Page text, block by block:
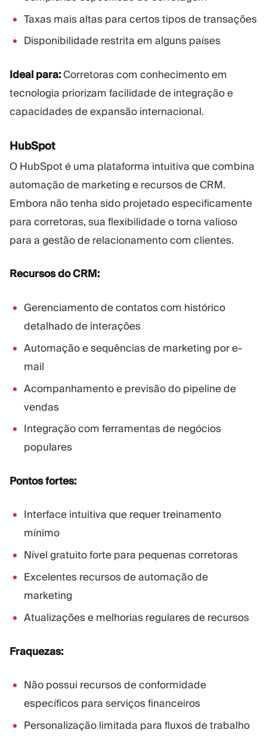
Taxas mais altas para certos tipos de transações
Disponibilidade restrita em alguns países
Ideal para:Corretoras com conhecimento em
tecnologia priorizam facilidade de integração e
capacidades de expansão internacional.
HubSpot
O HubSpot é uma plataforma intuitiva que combina
automação de marketing e recursos de CRM.
Embora não tenha sido projetado especificamente
para corretoras, sua flexibilidade o torna valioso
para a gestão de relacionamento com clientes.
Recursos do CRM:
Gerenciamento de contatos com histórico
detalhado de interações
Automação e sequências de marketing por e-
mail
Acompanhamento e previsão do pipeline de
vendas
Integração com ferramentas de negócios
populares
Pontos fortes:
Interface intuitiva que requer treinamento
mínimo
Nível gratuito forte para pequenas corretoras
Excelentes recursos de automação de
marketing
Atualizações e melhorias regulares de recursos
Fraquezas:
Não possui recursos de conformidade
específicos para serviços financeiros
Personalização limitada para fluxos de trabalho